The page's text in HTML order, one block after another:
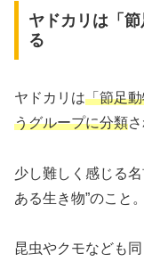
ヤドカリは「
る
ヤドカリは「節足
うグループに分類
少し難しく感じる
ある生き物”のこと。
昆虫やクモなども